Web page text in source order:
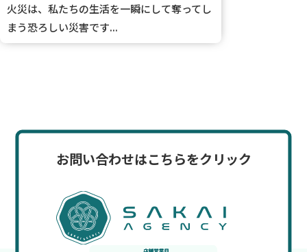
火災は、私たちの生活を一瞬にして奪ってし
まう恐ろしい災害です...
お問い合わせはこちらをクリック